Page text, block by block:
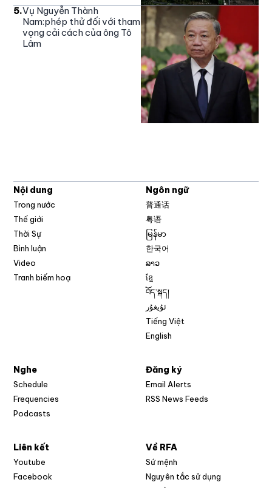
5.Vụ Nguyễn Thành
Nam:phép thử đối với tham
vọng cải cách của ông Tô
Lâm
Nội dung
Trong nước
Thế giới
Thời Sự
Bình luận
Video
Tranh biếm hoạ
Ngôn ngữ
普通话
粤语
မြန်မာ
한국어
ລາວ
ខ្មែ
བོད་སྐད།
ئۇيغۇر
Tiếng Việt
English
Nghe
Schedule
Frequencies
Podcasts
Đăng ký
Email Alerts
RSS News Feeds
Liên kết
Youtube
Facebook
Về RFA
Sứ mệnh
Nguyên tắc sử dụng